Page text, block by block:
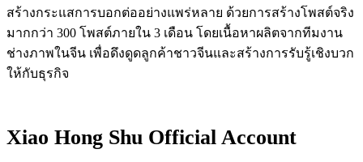
สร้างกระแสการบอกต่ออย่างแพร่หลาย ด้วยการสร้างโพสต์จริง
มากกว่า 300 โพสต์ภายใน 3 เดือน โดยเนื้อหาผลิตจากทีมงาน
ช่างภาพในจีน เพื่อดึงดูดลูกค้าชาวจีนและสร้างการรับรู้เชิงบวก
ให้กับธุรกิจ
Xiao Hong Shu Official Account